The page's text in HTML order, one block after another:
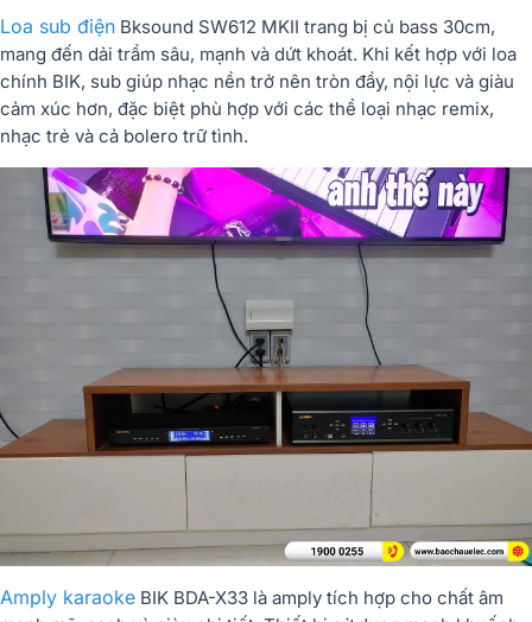
Loa sub điện Bksound SW612 MKII trang bị củ bass 30cm,
mang đến dải trầm sâu, mạnh và dứt khoát. Khi kết hợp với loa
chính BIK, sub giúp nhạc nền trở nên tròn đầy, nội lực và giàu
cảm xúc hơn, đặc biệt phù hợp với các thể loại nhạc remix,
nhạc trẻ và cả bolero trữ tình.
Amply karaoke BIK BDA-X33 là amply tích hợp cho chất âm